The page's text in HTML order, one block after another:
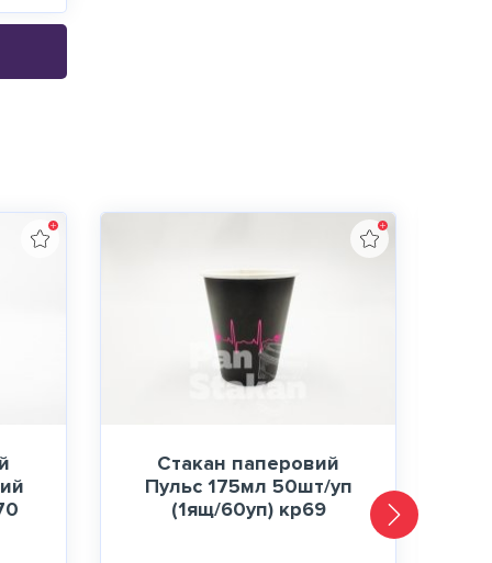
Стакан паперовий
Пульс 175мл 50шт/уп
(1ящ/60уп) кр69